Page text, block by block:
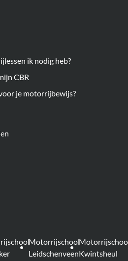
ik nodig heb?
CBR
je motorrijbewijs?
Motorrijschool
LeidschenveenKwintsheul